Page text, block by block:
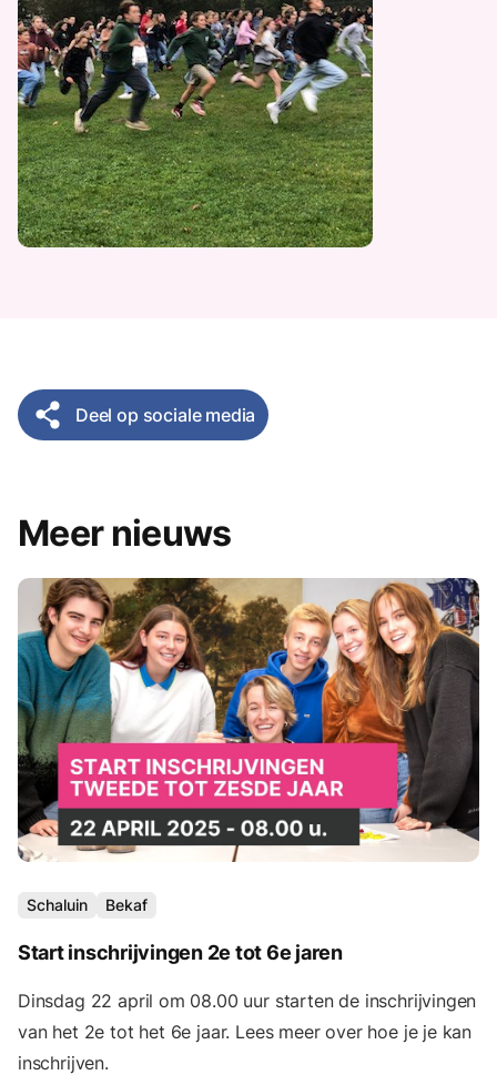
Deel op sociale media
Meer nieuws
Schaluin Bekaf
Start inschrijvingen 2e tot 6e jaren
Dinsdag 22 april om 08.00 uur starten de inschrijvingen
van het 2e tot het 6e jaar. Lees meer over hoe je je kan
inschrijven.